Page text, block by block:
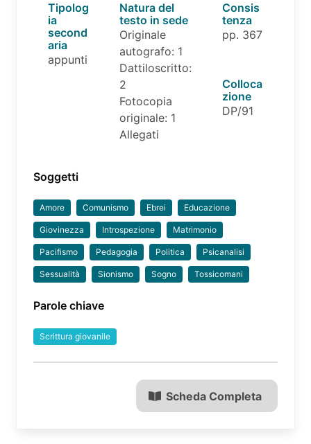
Tipolog
ia
second
aria
appunti
Natura del
testo in sede
Originale
autografo: 1
Dattiloscritto:
2
Fotocopia
originale: 1
Allegati
Consis
tenza
pp. 367
Colloca
zione
DP/91
Soggetti
Amore Comunismo Ebrei Educazione
Giovinezza Introspezione Matrimonio
Pacifismo Pedagogia Politica Psicanalisi
Sessualità Sionismo Sogno Tossicomani
Parole chiave
Scrittura giovanile
Scheda Completa